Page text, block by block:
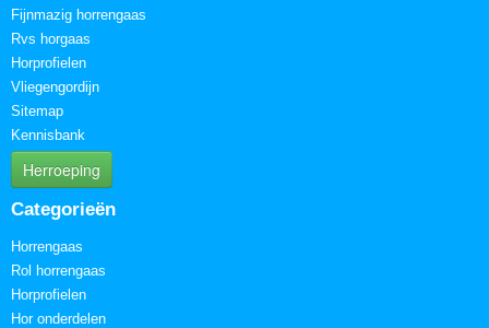
Fijnmazig horrengaas
Rvs horgaas
Horprofielen
Vliegengordijn
Sitemap
Kennisbank
Herroeping
Categorieën
Horrengaas
Rol horrengaas
Horprofielen
Hor onderdelen